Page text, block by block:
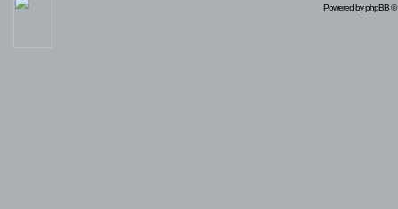
Powered byphpBB©